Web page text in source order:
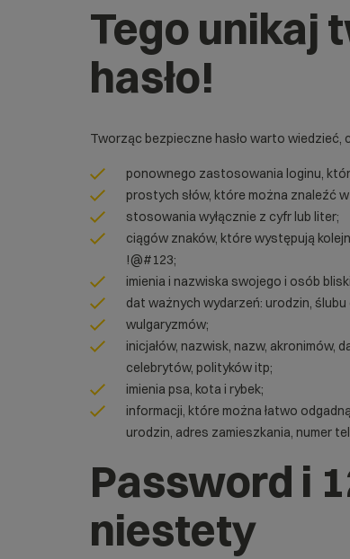
Tego unikaj
hasło!
Tworząc bezpieczne hasło warto wiedzieć,
ponownego zastosowania loginu,
prostych słów, które można znaleźć w
stosowania wyłącznie z cyfr lub liter;
ciągów znaków, które występują
!@#123;
imienia i nazwiska swojego i osób
dat ważnych wydarzeń: urodzin, ślubu
wulgaryzmów;
inicjałów, nazwisk, nazw, akronimów,
celebrytów, polityków itp;
imienia psa, kota i rybek;
informacji, które można łatwo
urodzin, adres zamieszkania, numer
Password i
niestety